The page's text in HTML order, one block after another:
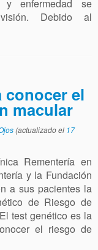
y enfermedad se
Debido al
conocer el
macular
(actualizado el 17
Rementería en
y la Fundación
a sus pacientes la
de Riesgo de
test genético es la
el riesgo de